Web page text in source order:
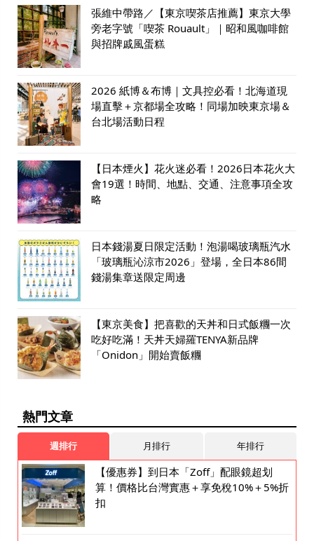
張維中帶路／【東京喫茶店推薦】東京大學
旁老字號「喫茶 Rouault」｜昭和風咖啡館
與招牌戚風蛋糕
2026 紙博＆布博｜文具控必看！北海道現
場直擊＋京都場全攻略！同場加映東京場＆
台北場活動日程
【日本煙火】花火迷必看！2026日本花火大
會19選！時間、地點、交通、注意事項全攻
略
日本錢湯夏日限定活動！泡湯喝玻璃瓶汽水
「玻璃瓶沁涼市2026」登場，全日本86間
錢湯集章送限定周邊
【東京美食】把喜歡的天丼和日式飯糰一次
吃好吃滿！天丼天婦羅TENYA新品牌
「Onidon」開始賣飯糰
熱門文章
週排行 月排行 年排行
【優惠券】到日本「Zoff」配眼鏡超划
算！價格比台灣實惠＋享免稅10%＋5%折
扣